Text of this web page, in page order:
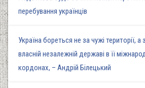
перебування українців
Україна бореться не за чужі території, а
власній незалежній державі в її
кордонах, – Андрій Білецький